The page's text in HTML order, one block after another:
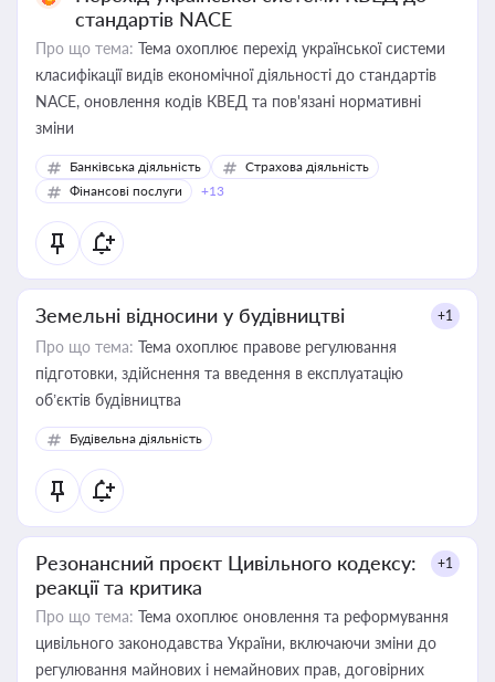
стандартів NACE
Про що тема: Тема охоплює перехід української системи
класифікації видів економічної діяльності до стандартів
NACE, оновлення кодів КВЕД та пов'язані нормативні
зміни
Банківська діяльність
Страхова діяльність
Фінансові послуги
+13
Земельні відносини у будівництві +1
Про що тема: Тема охоплює правове регулювання
підготовки, здійснення та введення в експлуатацію
об’єктів будівництва
Будівельна діяльність
Резонансний проєкт Цивільного кодексу:
реакції та критика
+1
Про що тема: Тема охоплює оновлення та реформування
цивільного законодавства України, включаючи зміни до
регулювання майнових і немайнових прав, договірних